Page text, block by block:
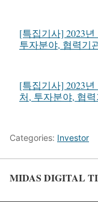
[특집기사] 2023
투자분야, 협력기
[특집기사] 2023
처, 투자분야, 협
Categories: Investor
MIDAS DIGITAL